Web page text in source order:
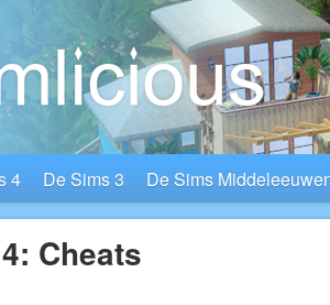
4 De Sims 3 De Sims
Cheats